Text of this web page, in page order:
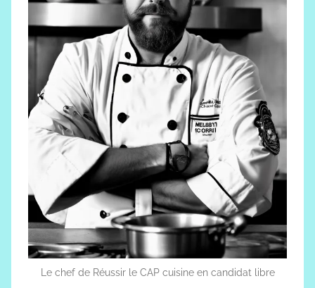
Le chef de Réussir le CAP cuisine en candidat libre